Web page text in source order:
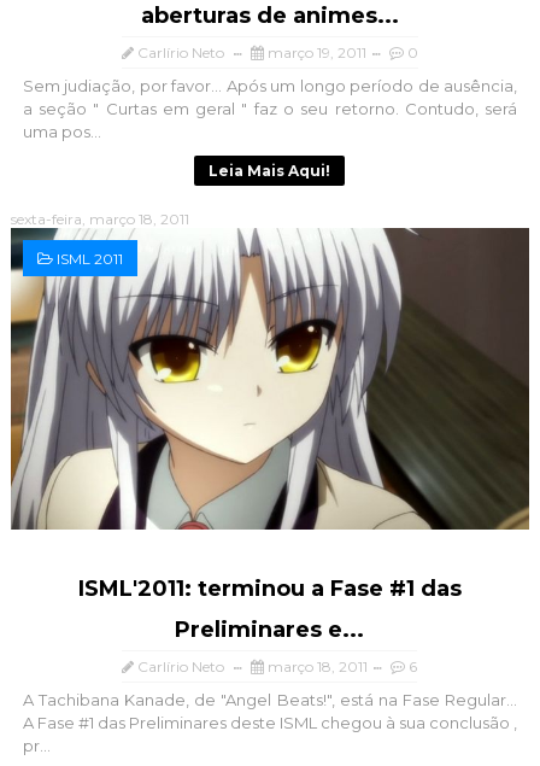
aberturas de animes...
Carlírio Neto março 19, 2011 0
Sem judiação, por favor... Após um longo período de ausência,
a seção " Curtas em geral " faz o seu retorno. Contudo, será
uma pos...
Leia Mais Aqui!
sexta-feira, março 18, 2011
ISML 2011
ISML'2011: terminou a Fase #1 das
Preliminares e...
Carlírio Neto março 18, 2011 6
A Tachibana Kanade, de "Angel Beats!", está na Fase Regular...
A Fase #1 das Preliminares deste ISML chegou à sua conclusão ,
pr...